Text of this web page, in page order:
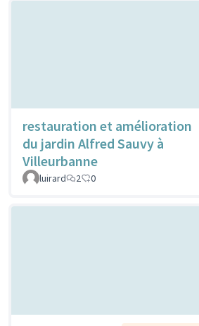
restauration et amélioration
du jardin Alfred Sauvy à
Villeurbanne
luirard 2 0